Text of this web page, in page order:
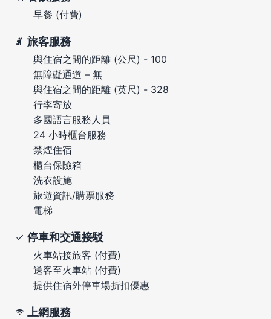
早餐 (付費)
旅客服務
與住宿之間的距離 (公尺) - 100
無障礙通道 – 無
與住宿之間的距離 (英尺) - 328
行李寄放
多國語言服務人員
24 小時櫃台服務
禁煙住宿
櫃台保險箱
洗衣設施
旅遊資訊/購票服務
電梯
停車和交通接駁
火車站接旅客 (付費)
送客至火車站 (付費)
提供住宿外停車場折扣優惠
上網服務